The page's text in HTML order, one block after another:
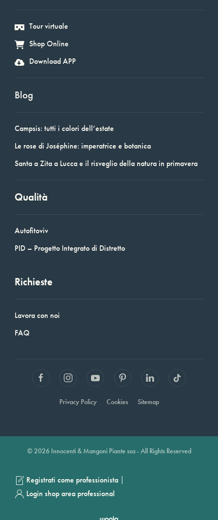
Tour virtuale
Shop Online
Download APP
Blog
Campsis: tutti i colori dell’estate
Le rose di Joséphine: imperatrice e botanica
Santa a Zita a Lucca e il risveglio della natura in primavera
Qualità
Autofitoviv
PID – Progetto Integrato di Distretto
Richieste
Lavora con noi
FAQ
Privacy Policy Cookies Sitemap
© 2026 Innocenti & Mangoni Piante ssa - All Rights Reserved
Registrati come professionista |
Login shop area professional